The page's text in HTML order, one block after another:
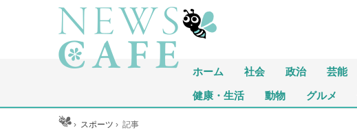
ホーム 社会 政治 芸能
健康・生活 動物 グルメ
ホーム › スポーツ ›記事